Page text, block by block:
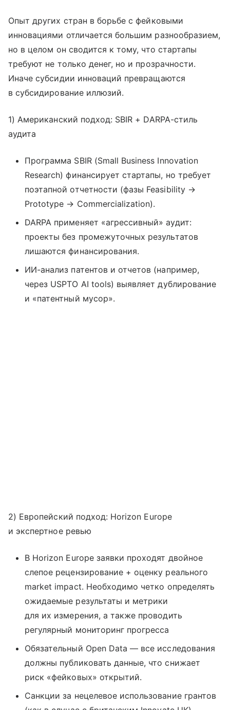
Опыт других стран в борьбе с фейковыми
инновациями отличается большим разнообразием,
но в целом он сводится к тому, что стартапы
требуют не только денег, но и прозрачности.
Иначе субсидии инноваций превращаются
в субсидирование иллюзий.
1) Американский подход: SBIR + DARPA-стиль
аудита
Программа SBIR (Small Business Innovation
Research) финансирует стартапы, но требует
поэтапной отчетности (фазы Feasibility →
Prototype → Commercialization).
DARPA применяет «агрессивный» аудит:
проекты без промежуточных результатов
лишаются финансирования.
ИИ-анализ патентов и отчетов (например,
через USPTO AI tools) выявляет дублирование
и «патентный мусор».
2) Европейский подход: Horizon Europe
и экспертное ревью
В Horizon Europe заявки проходят двойное
слепое рецензирование + оценку реального
market impact. Необходимо четко определять
ожидаемые результаты и метрики
для их измерения, а также проводить
регулярный мониторинг прогресса
Обязательный Open Data — все исследования
должны публиковать данные, что снижает
риск «фейковых» открытий.
Санкции за нецелевое использование грантов